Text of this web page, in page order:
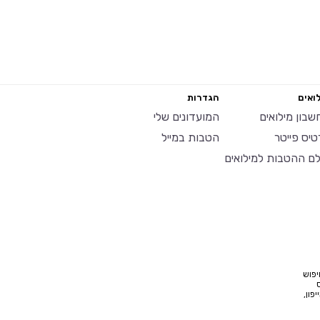
מילואים
פייטר
ההטבות למילואים
הגדרות
המועדונים שלי
הטבות במייל